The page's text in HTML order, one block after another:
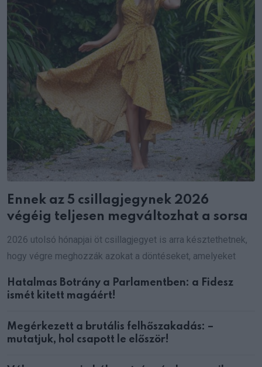
Ennek az 5 csillagjegynek 2026
végéig teljesen megváltozhat a sorsa
2026 utolsó hónapjai öt csillagjegyet is arra késztethetnek,
hogy végre meghozzák azokat a döntéseket, amelyeket
Hatalmas Botrány a Parlamentben: a Fidesz
ismét kitett magáért!
Megérkezett a brutális felhőszakadás: –
mutatjuk, hol csapott le először!